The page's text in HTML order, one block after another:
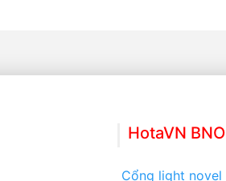
HotaVN BNO
Cổng light novel